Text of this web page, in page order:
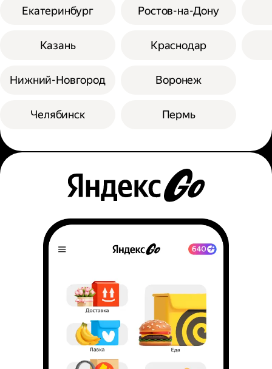
Екатеринбург
Казань
Нижний-Новгород
Челябинск
Ростов-на-Дону
Краснодар
Воронеж
Пермь